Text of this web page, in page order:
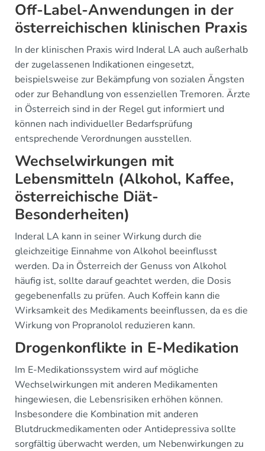
Off-Label-Anwendungen in der
österreichischen klinischen Praxis
In der klinischen Praxis wird Inderal LA auch außerhalb
der zugelassenen Indikationen eingesetzt,
beispielsweise zur Bekämpfung von sozialen Ängsten
oder zur Behandlung von essenziellen Tremoren. Ärzte
in Österreich sind in der Regel gut informiert und
können nach individueller Bedarfsprüfung
entsprechende Verordnungen ausstellen.
Wechselwirkungen mit
Lebensmitteln (Alkohol, Kaffee,
österreichische Diät-
Besonderheiten)
Inderal LA kann in seiner Wirkung durch die
gleichzeitige Einnahme von Alkohol beeinflusst
werden. Da in Österreich der Genuss von Alkohol
häufig ist, sollte darauf geachtet werden, die Dosis
gegebenenfalls zu prüfen. Auch Koffein kann die
Wirksamkeit des Medikaments beeinflussen, da es die
Wirkung von Propranolol reduzieren kann.
Drogenkonflikte in E-Medikation
Im E-Medikationssystem wird auf mögliche
Wechselwirkungen mit anderen Medikamenten
hingewiesen, die Lebensrisiken erhöhen können.
Insbesondere die Kombination mit anderen
Blutdruckmedikamenten oder Antidepressiva sollte
sorgfältig überwacht werden, um Nebenwirkungen zu